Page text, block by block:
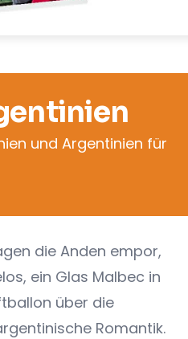
und Argentinien für
die Anden empor,
ein Glas Malbec in
über die
Romantik.